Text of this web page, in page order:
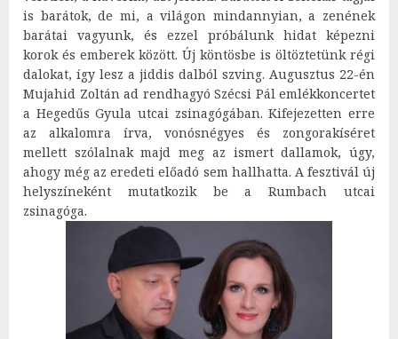
is barátok, de mi, a világon mindannyian, a zenének
barátai vagyunk, és ezzel próbálunk hidat képezni
korok és emberek között. Új köntösbe is öltöztetünk régi
dalokat, így lesz a jiddis dalból szving. Augusztus 22-én
Mujahid Zoltán ad rendhagyó Szécsi Pál emlékkoncertet
a Hegedűs Gyula utcai zsinagógában. Kifejezetten erre
az alkalomra írva, vonósnégyes és zongorakíséret
mellett szólalnak majd meg az ismert dallamok, úgy,
ahogy még az eredeti előadó sem hallhatta. A fesztivál új
helyszíneként mutatkozik be a Rumbach utcai
zsinagóga.